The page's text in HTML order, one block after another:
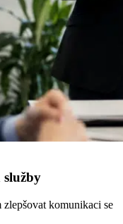
služby
komunikaci se